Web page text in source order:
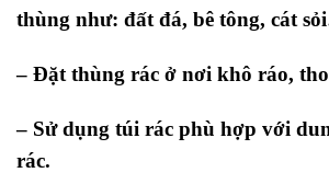
thùng như: đất đá, bê tông, cát
– Đặt thùng rác ở nơi khô ráo,
– Sử dụng túi rác phù hợp với
rác.